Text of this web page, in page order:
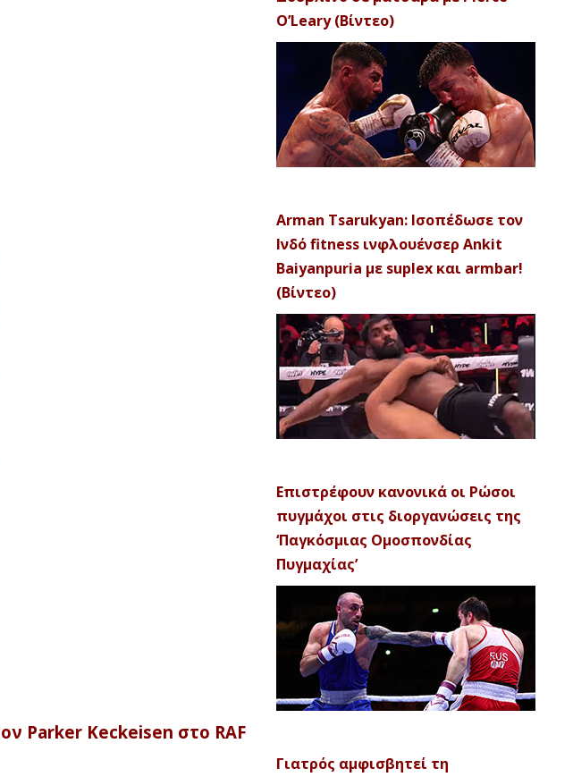
Parker Keckeisen στο RAF
O’Leary (Βίντεο)
Arman Tsarukyan: Ισοπέδωσε τον
Ινδό fitness ινφλουένσερ Ankit
Baiyanpuria με suplex και armbar!
(Βίντεο)
Επιστρέφουν κανονικά οι Ρώσοι
πυγμάχοι στις διοργανώσεις της
‘Παγκόσμιας Ομοσπονδίας
Πυγμαχίας’
Γιατρός αμφισβητεί τη